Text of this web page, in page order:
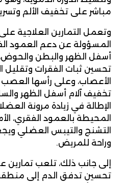
مباشر على تخفيف الألم
وتعمل التمارين العلاجية
المسؤولة عن دعم العمود
أسفل الظهر والبطن
تحسين ثبات الفقرات
الأعصاب، وعلى رأسها العصب
تخفيف آلام أسفل الظهر
الإطالة في زيادة مرونة
المحيطة بالعمود الفقري،
التشنج والتيبس العضلي
وراحة للمريض.
إلى جانب ذلك، تلعب تمارين
تحسين تدفق الدم إلى